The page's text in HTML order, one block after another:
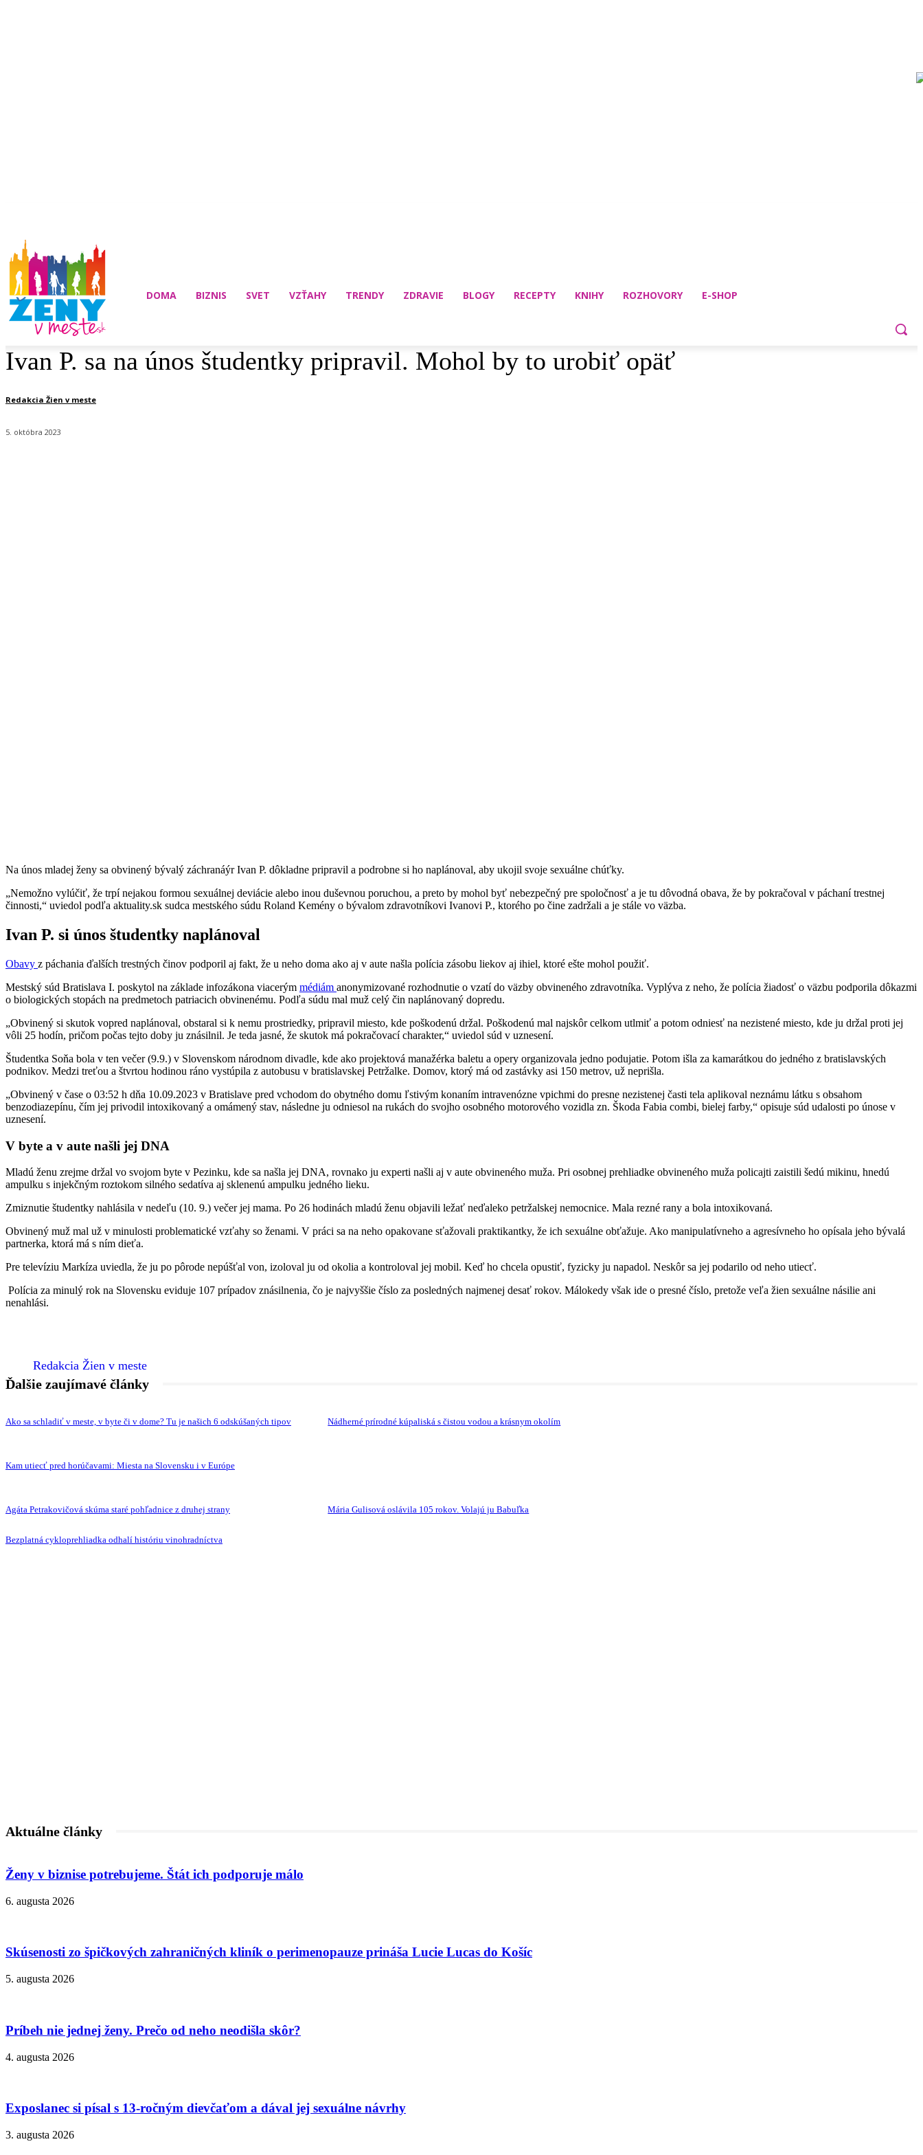
DOMA BIZNIS SVET VZŤAHY TRENDY ZDRAVIE BLOGY RECEPTY KNIHY ROZHOVORY E-SHOP
Ivan P. sa na únos študentky pripravil. Mohol by to urobiť opäť
Redakcia Žien v meste
5. októbra 2023
Na únos mladej ženy sa obvinený bývalý záchranáýr Ivan P. dôkladne pripravil a podrobne si ho naplánoval, aby ukojil svoje sexuálne chúťky.
„Nemožno vylúčiť, že trpí nejakou formou sexuálnej deviácie alebo inou duševnou poruchou, a preto by mohol byť nebezpečný pre spoločnosť a je tu dôvodná obava, že by pokračoval v páchaní trestnej
činnosti,“ uviedol podľa aktuality.sk sudca mestského súdu Roland Kemény o bývalom zdravotníkovi Ivanovi P., ktorého po čine zadržali a je stále vo väzba.
Ivan P. si únos študentky naplánoval
Obavy z páchania ďalších trestných činov podporil aj fakt, že u neho doma ako aj v aute našla polícia zásobu liekov aj ihiel, ktoré ešte mohol použiť.
Mestský súd Bratislava I. poskytol na základe infozákona viacerým médiám anonymizované rozhodnutie o vzatí do väzby obvineného zdravotníka. Vyplýva z neho, že polícia žiadosť o väzbu podporila dôkazmi
o biologických stopách na predmetoch patriacich obvinenému. Podľa súdu mal muž celý čin naplánovaný dopredu.
„Obvinený si skutok vopred naplánoval, obstaral si k nemu prostriedky, pripravil miesto, kde poškodenú držal. Poškodenú mal najskôr celkom utlmiť a potom odniesť na nezistené miesto, kde ju držal proti jej
vôli 25 hodín, pričom počas tejto doby ju znásilnil. Je teda jasné, že skutok má pokračovací charakter,“ uviedol súd v uznesení.
Študentka Soňa bola v ten večer (9.9.) v Slovenskom národnom divadle, kde ako projektová manažérka baletu a opery organizovala jedno podujatie. Potom išla za kamarátkou do jedného z bratislavských
podnikov. Medzi treťou a štvrtou hodinou ráno vystúpila z autobusu v bratislavskej Petržalke. Domov, ktorý má od zastávky asi 150 metrov, už neprišla.
„Obvinený v čase o 03:52 h dňa 10.09.2023 v Bratislave pred vchodom do obytného domu ľstivým konaním intravenózne vpichmi do presne nezistenej časti tela aplikoval neznámu látku s obsahom
benzodiazepínu, čím jej privodil intoxikovaný a omámený stav, následne ju odniesol na rukách do svojho osobného motorového vozidla zn. Škoda Fabia combi, bielej farby,“ opisuje súd udalosti po únose v
uznesení.
V byte a v aute našli jej DNA
Mladú ženu zrejme držal vo svojom byte v Pezinku, kde sa našla jej DNA, rovnako ju experti našli aj v aute obvineného muža. Pri osobnej prehliadke obvineného muža policajti zaistili šedú mikinu, hnedú
ampulku s injekčným roztokom silného sedatíva aj sklenenú ampulku jedného lieku.
Zmiznutie študentky nahlásila v nedeľu (10. 9.) večer jej mama. Po 26 hodinách mladú ženu objavili ležať neďaleko petržalskej nemocnice. Mala rezné rany a bola intoxikovaná.
Obvinený muž mal už v minulosti problematické vzťahy so ženami. V práci sa na neho opakovane sťažovali praktikantky, že ich sexuálne obťažuje. Ako manipulatívneho a agresívneho ho opísala jeho bývalá
partnerka, ktorá má s ním dieťa.
Pre televíziu Markíza uviedla, že ju po pôrode nepúšťal von, izoloval ju od okolia a kontroloval jej mobil. Keď ho chcela opustiť, fyzicky ju napadol. Neskôr sa jej podarilo od neho utiecť.
Polícia za minulý rok na Slovensku eviduje 107 prípadov znásilnenia, čo je najvyššie číslo za posledných najmenej desať rokov. Málokedy však ide o presné číslo, pretože veľa žien sexuálne násilie ani
nenahlási.
Redakcia Žien v meste
Ďalšie zaujímavé články
Ako sa schladiť v meste, v byte či v dome? Tu je našich 6 odskúšaných tipov Nádherné prírodné kúpaliská s čistou vodou a krásnym okolím
Kam utiecť pred horúčavami: Miesta na Slovensku i v Európe
Agáta Petrakovičová skúma staré pohľadnice z druhej strany Mária Gulisová oslávila 105 rokov. Volajú ju Babuľka
Bezplatná cykloprehliadka odhalí históriu vinohradníctva
Aktuálne články
Ženy v biznise potrebujeme. Štát ich podporuje málo
6. augusta 2026
Skúsenosti zo špičkových zahraničných kliník o perimenopauze prináša Lucie Lucas do Košíc
5. augusta 2026
Príbeh nie jednej ženy. Prečo od neho neodišla skôr?
4. augusta 2026
Exposlanec si písal s 13-ročným dievčaťom a dával jej sexuálne návrhy
3. augusta 2026